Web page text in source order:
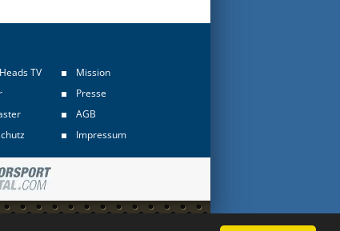
TV
Mission
Presse
AGB
Impressum